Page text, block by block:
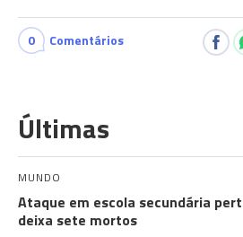
0 Comentários
Últimas
MUNDO
Ataque em escola secundária
deixa sete mortos